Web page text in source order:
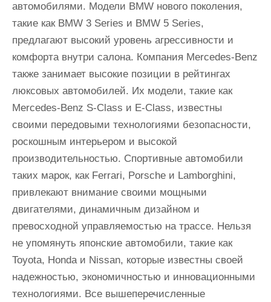
автомобилями. Модели BMW нового поколения,
такие как BMW 3 Series и BMW 5 Series,
предлагают высокий уровень агрессивности и
комфорта внутри салона. Компания Mercedes-Benz
также занимает высокие позиции в рейтингах
люксовых автомобилей. Их модели, такие как
Mercedes-Benz S-Class и E-Class, известны
своими передовыми технологиями безопасности,
роскошным интерьером и высокой
производительностью. Спортивные автомобили
таких марок, как Ferrari, Porsche и Lamborghini,
привлекают внимание своими мощными
двигателями, динамичным дизайном и
превосходной управляемостью на трассе. Нельзя
не упомянуть японские автомобили, такие как
Toyota, Honda и Nissan, которые известны своей
надежностью, экономичностью и инновационными
технологиями. Все вышеперечисленные